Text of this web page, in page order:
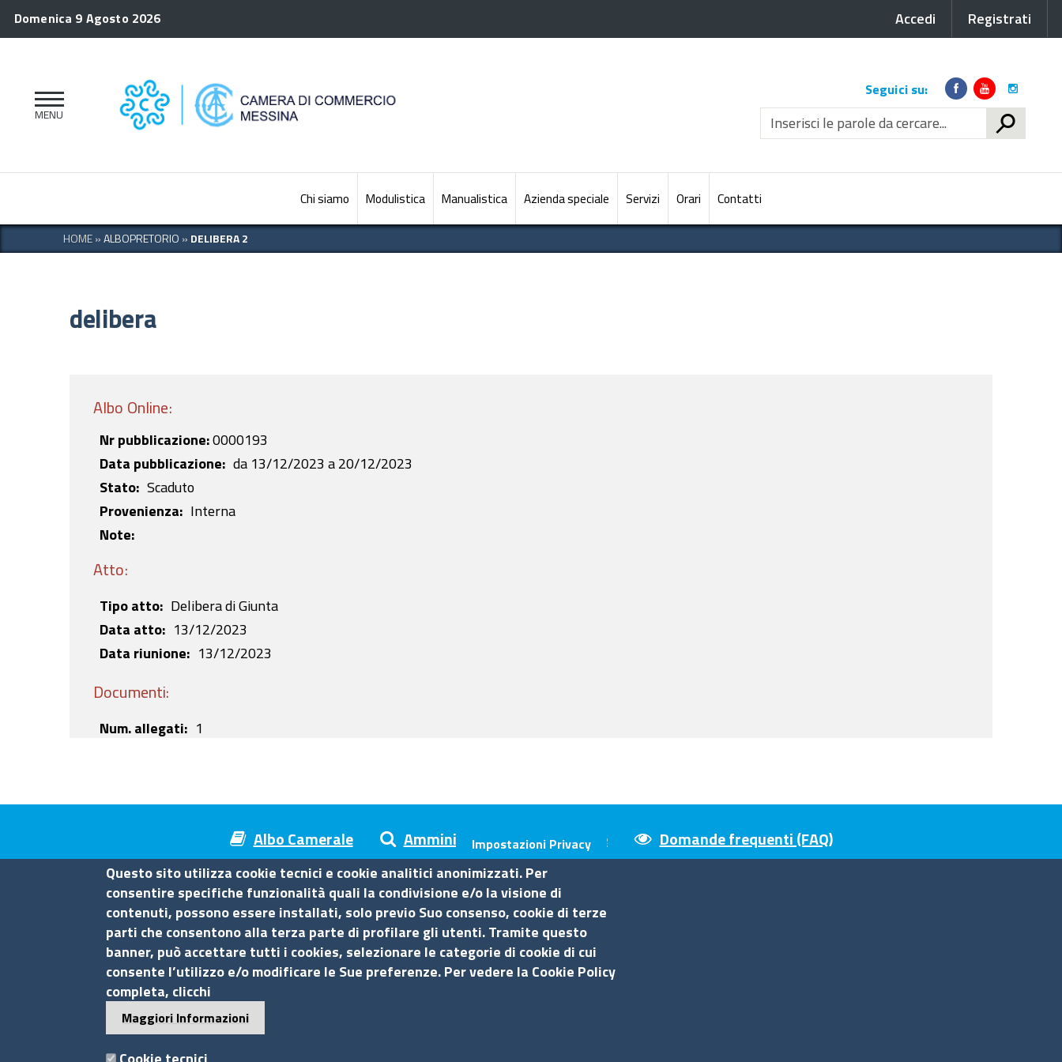
Domenica 9 Agosto 2026 Registrati
Accedi
Link
social
Seguici su:
Chi siamo Modulistica Manualistica Azienda speciale Servizi Orari Contatti
HOME»ALBOPRETORIO » DELIBERA 2
delibera
Albo Online:
Nr pubblicazione:0000193
Data pubblicazione da 13/12/2023 a20/12/2023
Stato Scaduto
Provenienza Interna
Note:
Atto:
Tipo atto Delibera di Giunta
Data atto 13/12/2023
Data riunione
13/12/2023
Documenti:
Num. allegati 1
Albo Camerale Amministrazione trasparente Domande frequenti (FAQ)
Camera di Commercio di Messina
Contatti
Piazza F.Cavallotti,3 - 98122 Messina
tel. 090-77721
fax 090-674644
Amministrazione trasparente
Impostazioni Privacy
Questo sito utilizza cookie tecnici e cookie analitici anonimizzati. Per
consentire specifiche funzionalità quali la condivisione e/o la visione di
contenuti, possono essere installati, solo previo Suo consenso, cookie di terze
parti che consentono alla terza parte di profilare gli utenti. Tramite questo
banner, può accettare tutti i cookies, selezionare le categorie di cookie di cui
consente l’utilizzo e/o modificare le Sue preferenze. Per vedere la Cookie Policy
completa, clicchi
Maggiori Informazioni